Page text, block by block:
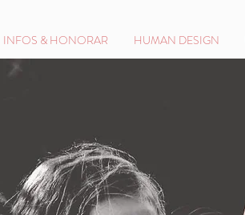
INFOS & HONORAR HUMAN DESIGN